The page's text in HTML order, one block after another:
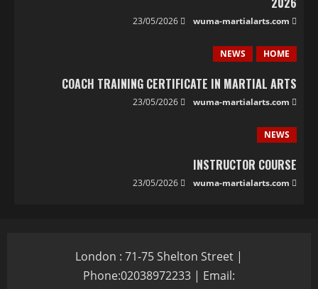
wuma-martialarts.com
HOME
NEWS
COACH TRAINING CERTIFICATE IN MARTIAL ARTS
wuma-martialarts.com
NEWS
INSTRUCTOR COURSE
wuma-martialarts.com
London : 71-75 Shelton Street |
Phone:02038972233 | Email: